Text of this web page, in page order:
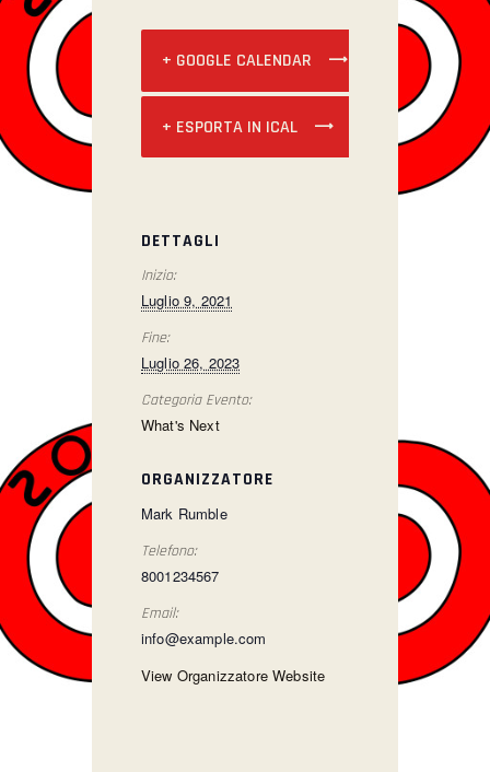
+ GOOGLE CALENDAR
+ ESPORTA IN ICAL
DETTAGLI
Inizio:
Luglio 9, 2021
Fine:
Luglio 26, 2023
Categoria Evento:
What's Next
ORGANIZZATORE
Mark Rumble
Telefono:
8001234567
Email:
info@example.com
View Organizzatore Website